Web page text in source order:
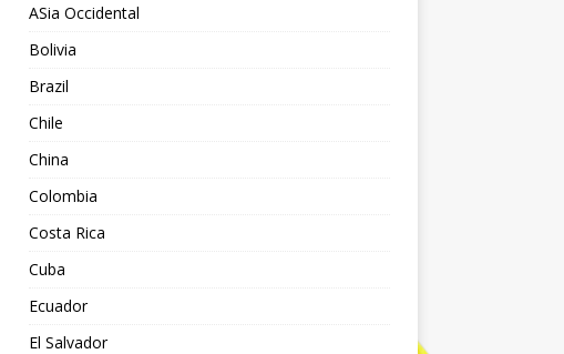
ASia Occidental
Bolivia
Brazil
Chile
China
Colombia
Costa Rica
Cuba
Ecuador
El Salvador